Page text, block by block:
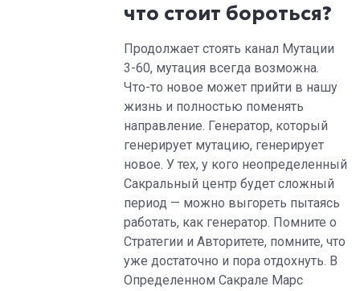
что стоит бороться?
Продолжает стоять канал Мутации
3-60, мутация всегда возможна.
Что-то новое может прийти в нашу
жизнь и полностью поменять
направление. Генератор, который
генерирует мутацию, генерирует
новое. У тех, у кого неопределенный
Сакральный центр будет сложный
период — можно выгореть пытаясь
работать, как генератор. Помните о
Стратегии и Авторитете, помните, что
уже достаточно и пора отдохнуть. В
Определенном Сакрале Марс